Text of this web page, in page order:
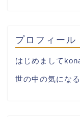
プロフィール
はじめまして
世の中の気にな